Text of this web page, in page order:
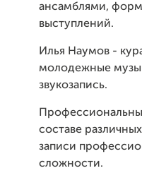
ансамблями,
выступлений.
Илья Наумов -
молодежные
звукозапись.
составе
записи
сложности.